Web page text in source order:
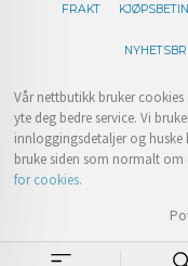
FRAKT
Vår nettbutikk bruker
yte deg bedre service. Vi
innloggingsdetaljer og
bruke siden som normalt om
for cookies.